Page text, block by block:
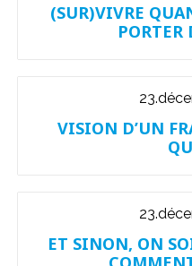
(SUR)VIVRE
PORTER
VISION D’UN
ET SINON, ON